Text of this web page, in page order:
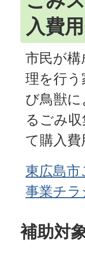
入費
市民が
理を行
び鳥獣
るごみ
て購入
東広島
事業チ
補助対